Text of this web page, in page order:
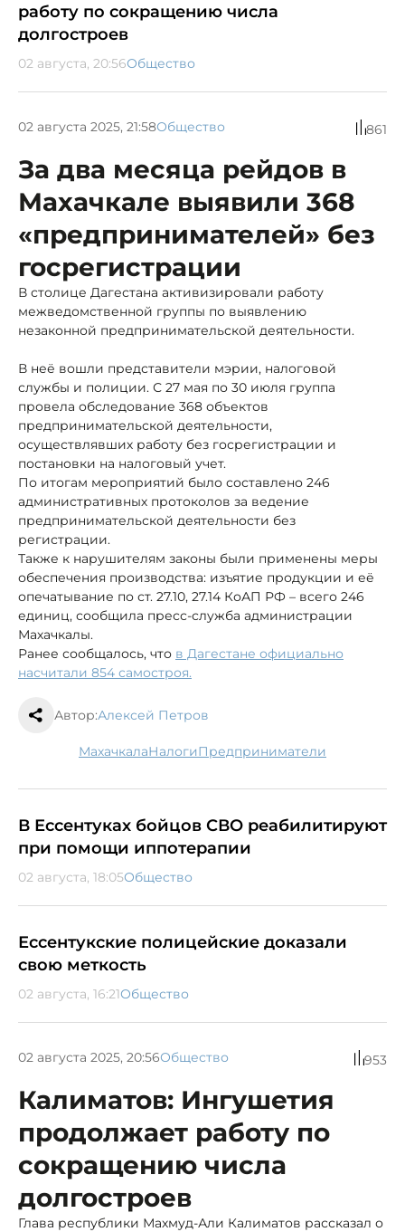
работу по сокращению числа
долгостроев
02 августа, 20:56Общество
02 августа 2025, 21:58Общество 861
За два месяца рейдов в
Махачкале выявили 368
«предпринимателей» без
госрегистрации
В столице Дагестана активизировали работу
межведомственной группы по выявлению
незаконной предпринимательской деятельности.
В неё вошли представители мэрии, налоговой
службы и полиции. С 27 мая по 30 июля группа
провела обследование 368 объектов
предпринимательской деятельности,
осуществлявших работу без госрегистрации и
постановки на налоговый учет.
По итогам мероприятий было составлено 246
административных протоколов за ведение
предпринимательской деятельности без
регистрации.
Также к нарушителям законы были применены меры
обеспечения производства: изъятие продукции и её
опечатывание по ст. 27.10, 27.14 КоАП РФ – всего 246
единиц, сообщила пресс-служба администрации
Махачкалы.
Ранее сообщалось, что в Дагестане официально
насчитали 854 самостроя.
Автор:Алексей Петров
Махачкала налоги предприниматели
В Ессентуках бойцов СВО реабилитируют
при помощи иппотерапии
02 августа, 18:05Общество
Ессентукские полицейские доказали
свою меткость
02 августа, 16:21Общество
02 августа 2025, 20:56Общество 953
Калиматов: Ингушетия
продолжает работу по
сокращению числа
долгостроев
Глава республики Махмуд-Али Калиматов рассказал о